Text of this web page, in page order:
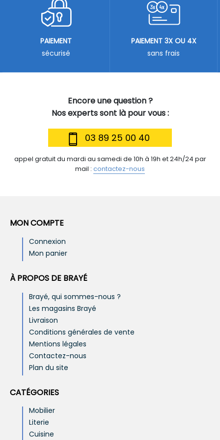
Encore une question ?
Nos experts sont là pour vous :
03 89 25 00 40
appel gratuit du mardi au samedi de 10h à 19h et 24h/24 par
mail : contactez-nous
PAIEMENT
sécurisé
PAIEMENT 3X OU 4X
sans frais
MON COMPTE
Connexion
Mon panier
À PROPOS DE BRAYÉ
Brayé, qui sommes-nous ?
Les magasins Brayé
Livraison
Conditions générales de vente
Mentions légales
Contactez-nous
Plan du site
CATÉGORIES
Mobilier
Literie
Cuisine